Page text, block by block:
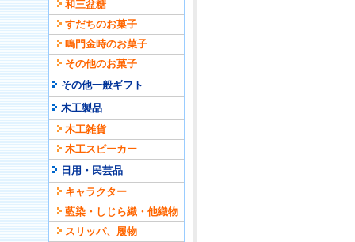
和三盆糖
すだちのお菓子
鳴門金時のお菓子
その他のお菓子
その他一般ギフト
木工製品
木工雑貨
木工スピーカー
日用・民芸品
キャラクター
藍染・しじら織・他織物
スリッパ、履物